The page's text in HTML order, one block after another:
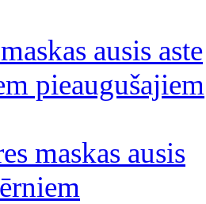
ausis aste
pieaugušajiem
maskas ausis